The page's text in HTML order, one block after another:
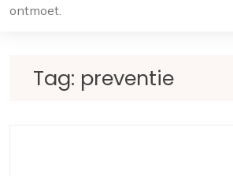
ontmoet.
Tag: preventie